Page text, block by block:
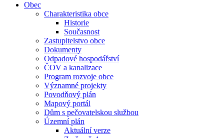
Obec
Charakteristika obce
Historie
Současnost
Zastupitelstvo obce
Dokumenty
Odpadové hospodářství
ČOV a kanalizace
Program rozvoje obce
Významné projekty
Povodňový plán
Mapový portál
Dům s pečovatelskou službou
Územní plán
Aktuální verze